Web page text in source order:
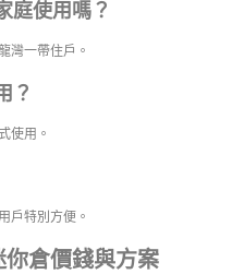
庭使用嗎？
灣一帶住戶。
？
使用。
戶特別方便。
倉價錢與方案